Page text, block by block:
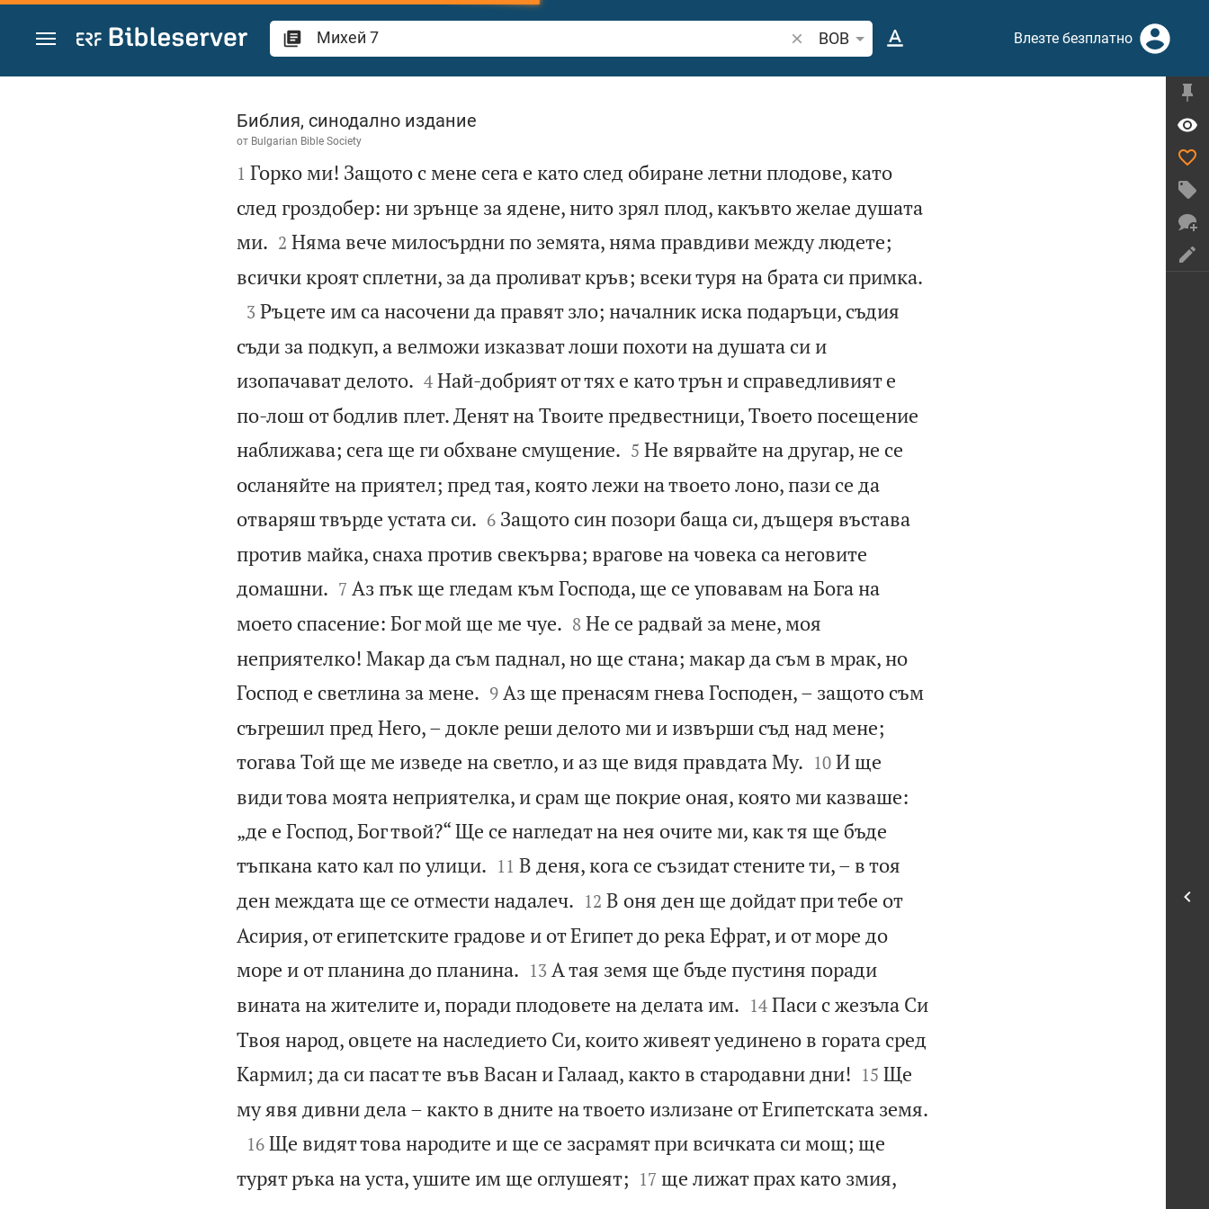
Преминете към съдържанието
Търсете стих или дума в Библията
BOB Влезте безплатно
Михей 7
Библия, синодално издание
от Bulgarian Bible Society

1 Горко ми! Защото с мене сега е като след обиране летни плодове, като
след гроздобер: ни зрънце за ядене, нито зрял плод, какъвто желае душата
ми.
2 Няма вече милосърдни по земята, няма правдиви между людете;
всички кроят сплетни, за да проливат кръв; всеки туря на брата си примка.

3 Ръцете им са насочени да правят зло; началник иска подаръци, съдия
съди за подкуп, а велможи изказват лоши похоти на душата си и
изопачават делото.
4 Най-добрият от тях е като трън и справедливият е
по-лош от бодлив плет. Денят на Твоите предвестници, Твоето посещение
наближава; сега ще ги обхване смущение.
5 Не вярвайте на другар, не се
осланяйте на приятел; пред тая, която лежи на твоето лоно, пази се да
отваряш твърде устата си.
6 Защото син позори баща си, дъщеря въстава
против майка, снаха против свекърва; врагове на човека са неговите
домашни.
7 Аз пък ще гледам към Господа, ще се уповавам на Бога на
моето спасение: Бог мой ще ме чуе.
8 Не се радвай за мене, моя
неприятелко! Макар да съм паднал, но ще стана; макар да съм в мрак, но
Господ е светлина за мене.
9 Аз ще пренасям гнева Господен, – защото съм
съгрешил пред Него, – докле реши делото ми и извърши съд над мене;
тогава Той ще ме изведе на светло, и аз ще видя правдата Му.
10 И ще
види това моята неприятелка, и срам ще покрие оная, която ми казваше:
„де е Господ, Бог твой?“ Ще се нагледат на нея очите ми, как тя ще бъде
тъпкана като кал по улици.
11 В деня, кога се съзидат стените ти, – в тоя
ден междата ще се отмести надалеч.
12 В оня ден ще дойдат при тебе от
Асирия, от египетските градове и от Египет до река Ефрат, и от море до
море и от планина до планина.
13 А тая земя ще бъде пустиня поради
вината на жителите и, поради плодовете на делата им.
14 Паси с жезъла Си
Твоя народ, овцете на наследието Си, които живеят уединено в гората сред
Кармил; да си пасат те във Васан и Галаад, както в стародавни дни!
15 Ще
му явя дивни дела – както в дните на твоето излизане от Египетската земя.

16 Ще видят това народите и ще се засрамят при всичката си мощ; ще
турят ръка на уста, ушите им ще оглушеят;
17 ще лижат прах като змия,